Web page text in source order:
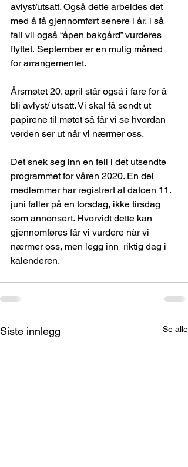
avlyst/utsatt. Også dette arbeides det
med å få gjennomført senere i år, i så
fall vil også “åpen bakgård” vurderes
flyttet. September er en mulig måned
for arrangementet.
Årsmøtet 20. april står også i fare for å
bli avlyst/ utsatt. Vi skal få sendt ut
papirene til møtet så får vi se hvordan
verden ser ut når vi nærmer oss.
Det snek seg inn en feil i det utsendte
programmet for våren 2020. En del
medlemmer har registrert at datoen 11.
juni faller på en torsdag, ikke tirsdag
som annonsert. Hvorvidt dette kan
gjennomføres får vi vurdere når vi
nærmer oss, men legg inn  riktig dag i
kalenderen.
Siste innlegg Se alle